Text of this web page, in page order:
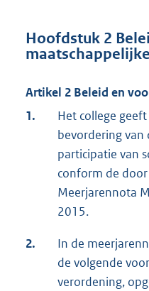
Hoofdstuk 2
Artikel 2 Beleid en
1.
Het college
bevordering van
participatie van
conform de
Meerjarennota
2015.
2.
In de
de volgende
verordening,